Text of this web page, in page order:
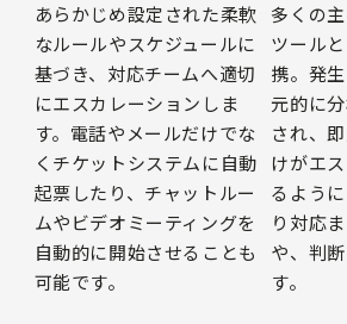
あらかじめ設定された柔軟
なルールやスケジュールに
基づき、対応チームへ適切
にエスカレーションしま
す。電話やメールだけでな
くチケットシステムに自動
起票したり、チャットルー
ムやビデオミーティングを
自動的に開始させることも
可能です。
多くの
ツール
携。発
元的に
され、
けがエ
るよう
り対応
や、判
す。